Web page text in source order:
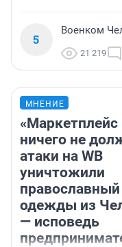
5
Военком
21 219
МНЕНИЕ
ничего не
атаки на WB
уничтожили
одежды из
— исповедь